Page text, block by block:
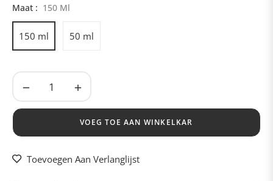
Maat : 150 Ml
150 ml 50 ml
− +
VOEG TOE AAN WINKELKAR
Toevoegen Aan Verlanglijst